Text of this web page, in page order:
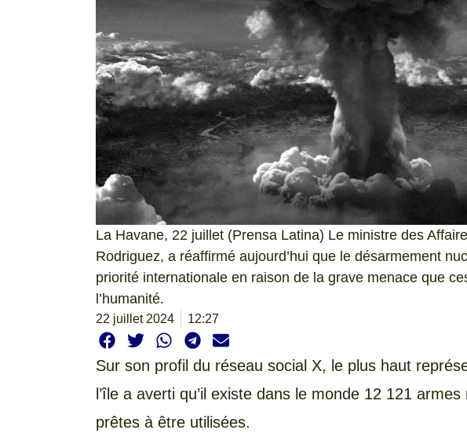
La Havane, 22 juillet (Prensa Latina) Le ministre des
Rodriguez, a réaffirmé aujourd’hui que le désarmement
priorité internationale en raison de la grave menace que
l’humanité.
22 juillet 2024 12:27
Sur son profil du réseau social X, le plus haut
l’île a averti qu’il existe dans le monde 12 121
prêtes à être utilisées.